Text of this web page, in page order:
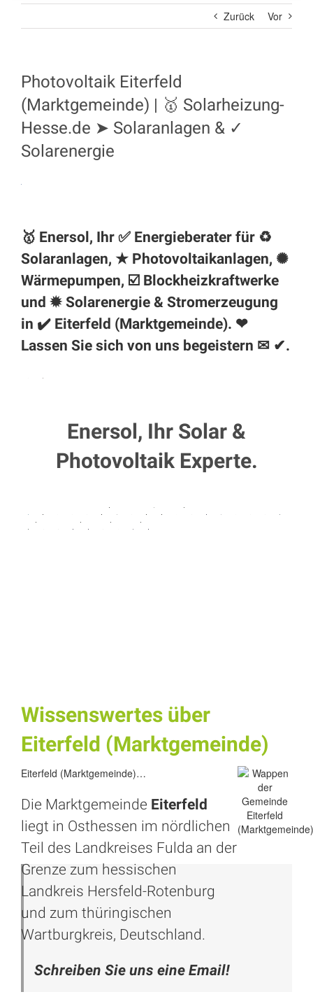
Zurück Vor
Photovoltaik Eiterfeld
(Marktgemeinde) | 🥇 Solarheizung-
Hesse.de ➤ Solaranlagen & ✓
Solarenergie
🥇 Enersol, Ihr ✅ Energieberater für ♻
Solaranlagen, ★ Photovoltaikanlagen, ✺
Wärmepumpen, ☑️ Blockheizkraftwerke
und ✹ Solarenergie & Stromerzeugung
in ✔️ Eiterfeld (Marktgemeinde). ❤
Lassen Sie sich von uns begeistern ✉ ✔.
Enersol, Ihr Solar &
Photovoltaik Experte.
Wissenswertes über
Eiterfeld (Marktgemeinde)
Eiterfeld (Marktgemeinde)…
Die Marktgemeinde Eiterfeld
liegt in Osthessen im nördlichen
Teil des Landkreises Fulda an der
Grenze zum hessischen
Landkreis Hersfeld-Rotenburg
und zum thüringischen
Wartburgkreis, Deutschland.
Schreiben Sie uns eine Email!